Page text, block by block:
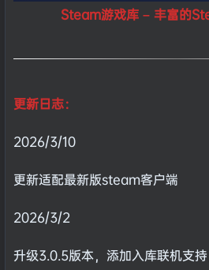
Steam游戏库 – 丰富的
更新日志：
2026/3/10
更新适配最新版steam客户端
2026/3/2
升级3.0.5版本，添加入库联机支